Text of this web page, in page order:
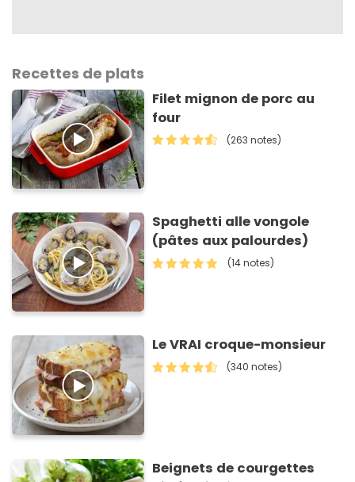
Recettes de plats
Filet mignon de porc au
four
(263 notes)
Spaghetti alle vongole
(pâtes aux palourdes)
(14 notes)
Le VRAI croque-monsieur
(340 notes)
Beignets de courgettes